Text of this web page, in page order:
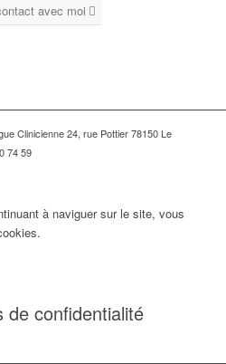
avec moi
Clinicienne 24, rue Pottier 78150 Le
74 59
à naviguer sur le site, vous
de confidentialité